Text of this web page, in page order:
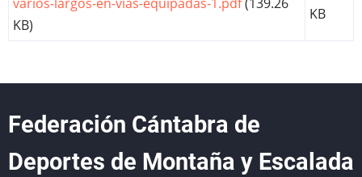
KB)
KB
Federación Cántabra de
Deportes de Montaña y Escalada